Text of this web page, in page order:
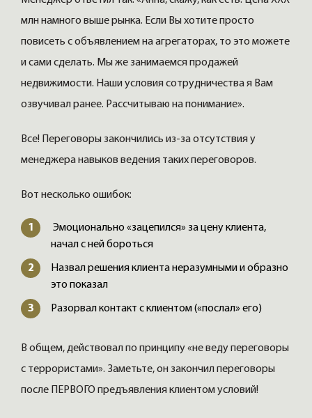
млн намного выше рынка. Если Вы хотите просто
повисеть с объявлением на агрегаторах, то это можете
и сами сделать. Мы же занимаемся продажей
недвижимости. Наши условия сотрудничества я Вам
озвучивал ранее. Рассчитываю на понимание».
Все! Переговоры закончились из-за отсутствия у
менеджера навыков ведения таких переговоров.
Вот несколько ошибок:
Эмоционально «зацепился» за цену клиента,
начал с ней бороться
Назвал решения клиента неразумными и образно
это показал
Разорвал контакт с клиентом («послал» его)
В общем, действовал по принципу «не веду переговоры
с террористами». Заметьте, он закончил переговоры
после ПЕРВОГО предъявления клиентом условий!